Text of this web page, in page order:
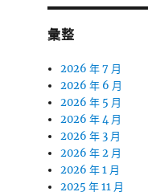
彙整
2026 年 7 月
2026 年 6 月
2026 年 5 月
2026 年 4 月
2026 年 3 月
2026 年 2 月
2026 年 1 月
2025 年 11 月